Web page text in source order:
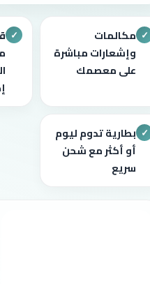
✓ مكالمات
وإشعارات مباشرة
على معصمك
✓
✓ بطارية تدوم ليوم
أو أكثر مع شحن
سريع